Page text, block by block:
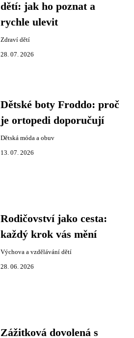
dětí: jak ho poznat a
rychle ulevit
Zdraví dětí
28. 07. 2026
Dětské boty Froddo: proč
je ortopedi doporučují
Dětská móda a obuv
13. 07. 2026
Rodičovství jako cesta:
každý krok vás mění
Výchova a vzdělávání dětí
28. 06. 2026
Zážitková dovolená s